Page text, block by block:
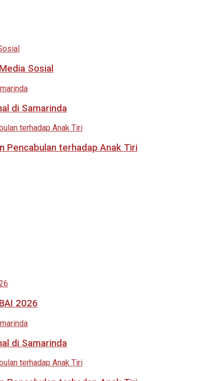
Sosial
di Samarinda
Pencabulan terhadap Anak Tiri
2026
di Samarinda